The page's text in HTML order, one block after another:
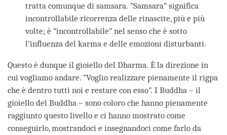
tratta comunque di samsara. “Samsara” significa
incontrollabile ricorrenza delle rinascite, più e più
volte; è “incontrollabile” nel senso che è sotto
l’influenza del karma e delle emozioni disturbanti.
Questo è dunque il gioiello del Dharma. È la direzione in
cui vogliamo andare. “Voglio realizzare pienamente il rigpa
che è dentro tutti noi e restare con esso”. I Buddha – il
gioiello del Buddha – sono coloro che hanno pienamente
raggiunto questo livello e ci hanno mostrato come
conseguirlo, mostrandoci e insegnandoci come farlo da